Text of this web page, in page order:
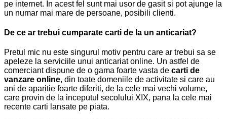
pe internet. In acest fel sunt mai usor de gasit si pot ajunge la
un numar mai mare de persoane, posibili clienti.
De ce ar trebui cumparate carti de la un anticariat?
Pretul mic nu este singurul motiv pentru care ar trebui sa se
apeleze la serviciile unui anticariat online. Un astfel de
comerciant dispune de o gama foarte vasta de carti de
vanzare online, din toate domeniile de activitate si care au
ani de aparitie foarte diferiti, de la cele mai vechi volume,
care provin de la inceputul secolului XIX, pana la cele mai
recente carti lansate pe piata.